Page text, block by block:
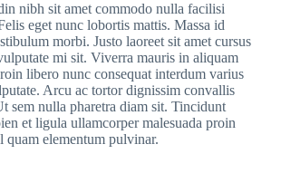
nibh sit amet commodo nulla facilisi
eget nunc lobortis mattis. Massa id
morbi. Justo laoreet sit amet cursus
mi sit. Viverra mauris in aliquam
libero nunc consequat interdum varius
Arcu ac tortor dignissim convallis
sem nulla pharetra diam sit. Tincidunt
et ligula ullamcorper malesuada proin
elementum pulvinar.